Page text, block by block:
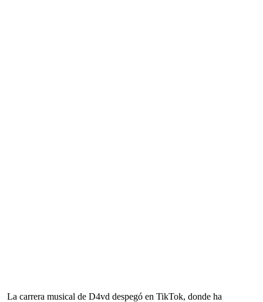
La carrera musical de D4vd despegó en TikTok, donde ha